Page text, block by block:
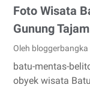
Foto Wisata
Gunung
Oleh bloggerbangka
batu-mentas-
obyek wisata Foto